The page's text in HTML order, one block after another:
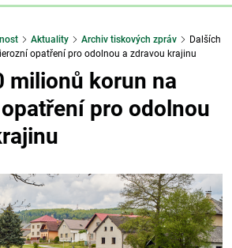
Aktuality Archiv tiskových zpráv
Dalších
opatření pro odolnou a zdravou krajinu
milionů korun na
pro odolnou